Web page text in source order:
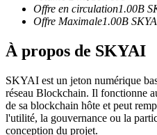
Copie de Trading
Offre en circulation1.00B
Offre Maximale1.00B
À propos de SKYAI
SKYAI est un jeton numérique
réseau Blockchain. Il fonctionne
de sa blockchain hôte et peut
l'utilité, la gouvernance ou la
conception du projet.